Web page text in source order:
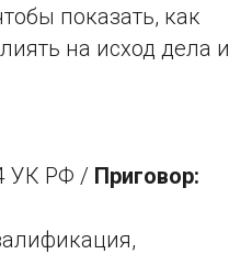
показать, как
на исход дела и
УК РФ / Приговор: